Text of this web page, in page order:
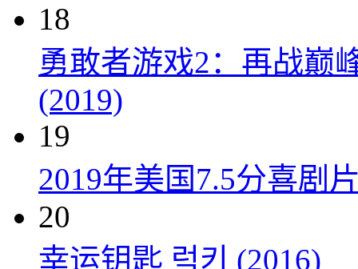
18
勇敢者游戏2：再战巅
(2019)
19
2019年美国7.5分喜剧
20
幸运钥匙 럭키 (2016)